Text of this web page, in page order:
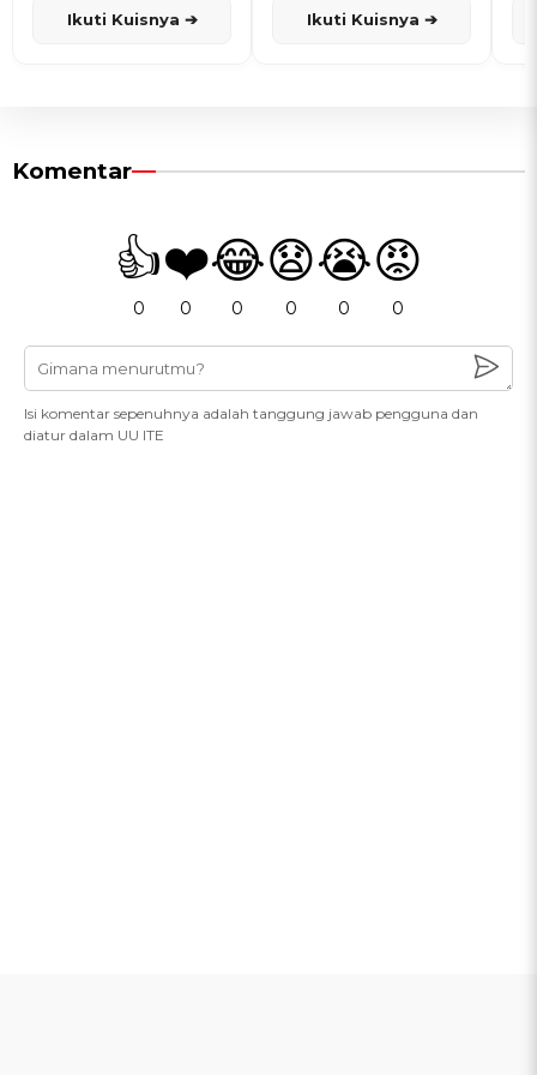
Ikuti Kuisnya ➔ Ikuti Kuisnya ➔
Komentar
👍
0
❤️
0
😂
0
😧
0
😭
0
😡
0
Isi komentar sepenuhnya adalah tanggung jawab pengguna dan
diatur dalam UU ITE